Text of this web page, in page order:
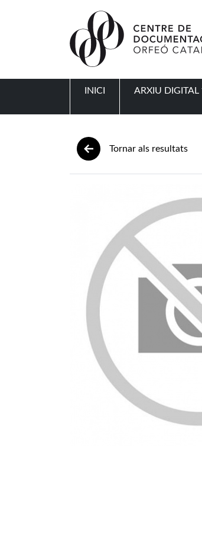
INICI ARXIU DIGITAL
Tornar als resultats